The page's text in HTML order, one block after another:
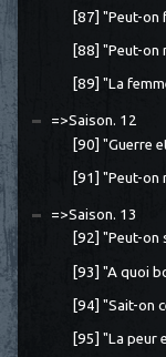
[87] "Peut-on
[88] "Peut-on
[89] "La
=>Saison. 12
[90] "Guerre
[91] "Peut-on
=>Saison. 13
[92] "Peut-on
[93] "A quoi
[94] "Sait-on
[95] "La peur